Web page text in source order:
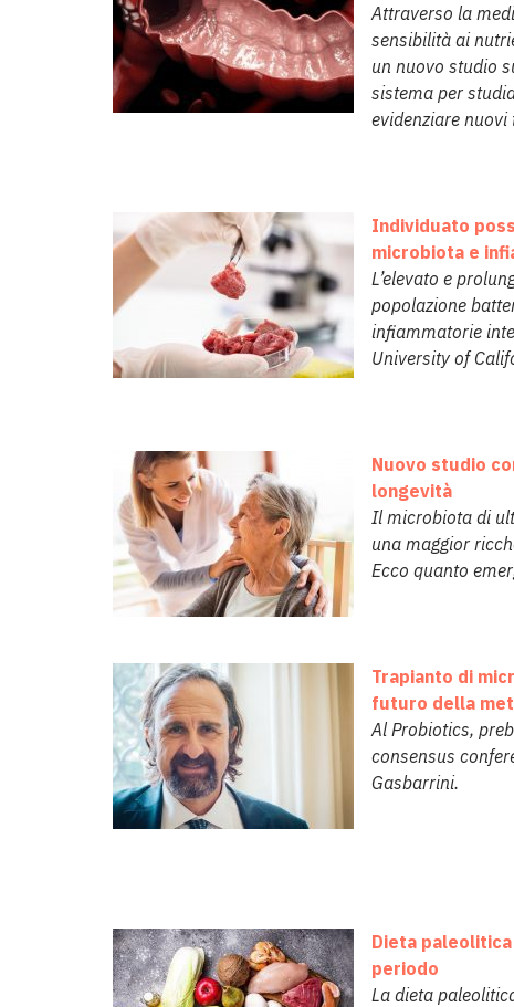
Attraverso la
sensibilità ai
un nuovo studio
sistema per
evidenziare
Individuato
microbiota e
L’elevato e
popolazione
infiammatorie
University of
Nuovo studio
longevità
Il microbiota di
una maggior
Ecco quanto
Trapianto di
futuro della
Al Probiotics,
consensus
Gasbarrini.
Dieta
periodo
La dieta